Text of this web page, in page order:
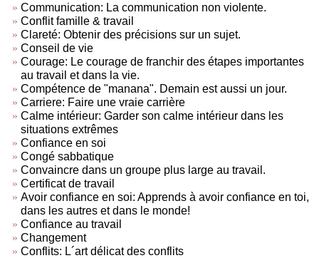
Communication: La communication non violente.
Conflit famille & travail
Clareté: Obtenir des précisions sur un sujet.
Conseil de vie
Courage: Le courage de franchir des étapes importantes
au travail et dans la vie.
Compétence de "manana". Demain est aussi un jour.
Carriere: Faire une vraie carrière
Calme intérieur: Garder son calme intérieur dans les
situations extrêmes
Confiance en soi
Congé sabbatique
Convaincre dans un groupe plus large au travail.
Certificat de travail
Avoir confiance en soi: Apprends à avoir confiance en toi,
dans les autres et dans le monde!
Confiance au travail
Changement
Conflits: L´art délicat des conflits